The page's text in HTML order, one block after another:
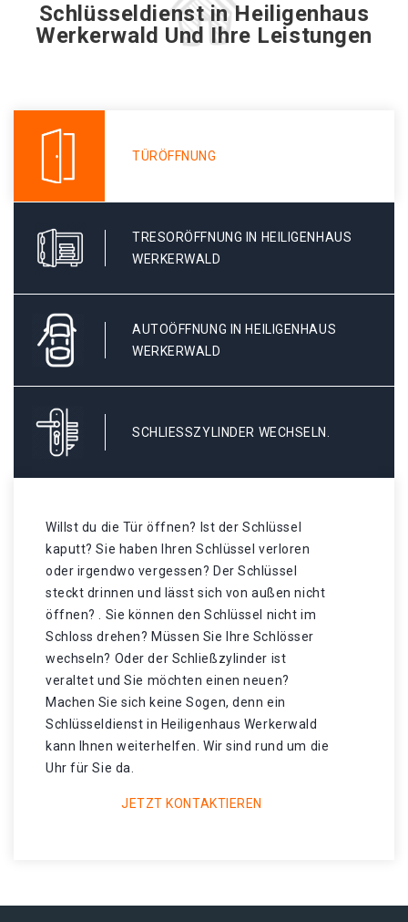
Schlüsseldienst in Heiligenhaus
Werkerwald Und Ihre Leistungen
TÜRÖFFNUNG
TRESORÖFFNUNG IN HEILIGENHAUS
WERKERWALD
AUTOÖFFNUNG IN HEILIGENHAUS
WERKERWALD
SCHLIESSZYLINDER WECHSELN.
Willst du die Tür öffnen? Ist der Schlüssel
kaputt? Sie haben Ihren Schlüssel verloren
oder irgendwo vergessen? Der Schlüssel
steckt drinnen und lässt sich von außen nicht
öffnen? . Sie können den Schlüssel nicht im
Schloss drehen? Müssen Sie Ihre Schlösser
wechseln? Oder der Schließzylinder ist
veraltet und Sie möchten einen neuen?
Machen Sie sich keine Sogen, denn ein
Schlüsseldienst in Heiligenhaus Werkerwald
kann Ihnen weiterhelfen. Wir sind rund um die
Uhr für Sie da.
JETZT KONTAKTIEREN